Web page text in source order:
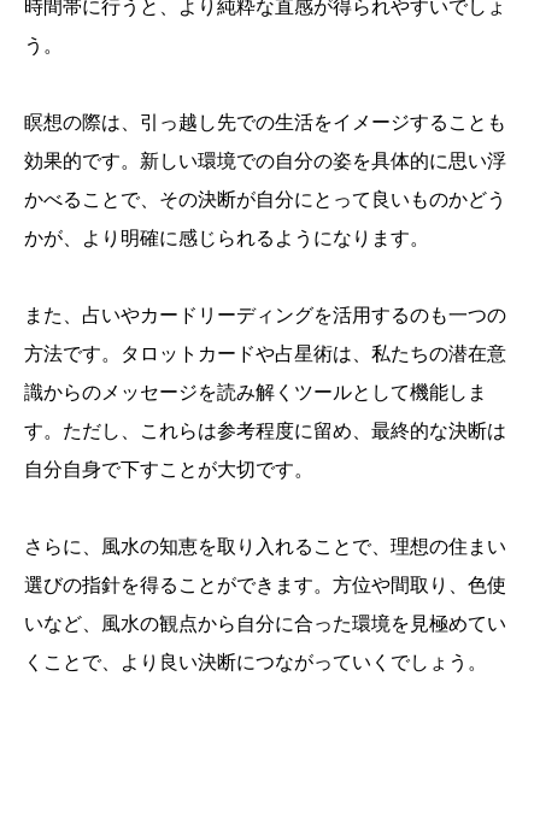
時間帯に行うと、より純粋な直感が得られやすいでしょ
う。
瞑想の際は、引っ越し先での生活をイメージすることも
効果的です。新しい環境での自分の姿を具体的に思い浮
かべることで、その決断が自分にとって良いものかどう
かが、より明確に感じられるようになります。
また、占いやカードリーディングを活用するのも一つの
方法です。タロットカードや占星術は、私たちの潜在意
識からのメッセージを読み解くツールとして機能しま
す。ただし、これらは参考程度に留め、最終的な決断は
自分自身で下すことが大切です。
さらに、風水の知恵を取り入れることで、理想の住まい
選びの指針を得ることができます。方位や間取り、色使
いなど、風水の観点から自分に合った環境を見極めてい
くことで、より良い決断につながっていくでしょう。